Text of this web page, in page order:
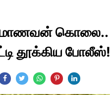
2 மாணவன் கொலை..
தூக்கிய போலீஸ்!